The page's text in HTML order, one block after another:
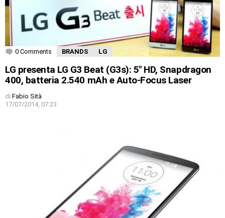
0 Comments BRANDS LG
LG presenta LG G3 Beat (G3s): 5″ HD, Snapdragon
400, batteria 2.540 mAh e Auto-Focus Laser
di Fabio Sità
17/07/2014, 07:23